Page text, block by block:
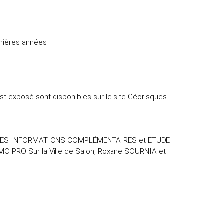
années
exposé sont disponibles sur le site Géorisques
INFORMATIONS COMPLÉMENTAIRES et ETUDE
PRO Sur la Ville de Salon, Roxane SOURNIA et